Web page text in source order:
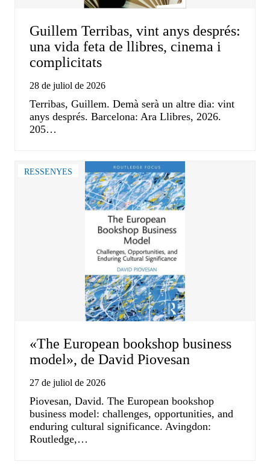
Guillem Terribas, vint anys després:
una vida feta de llibres, cinema i
complicitats
28 de juliol de 2026
Terribas, Guillem. Demà serà un altre dia: vint
anys després. Barcelona: Ara Llibres, 2026.
205…
RESSENYES
«The European bookshop business
model», de David Piovesan
27 de juliol de 2026
Piovesan, David. The European bookshop
business model: challenges, opportunities, and
enduring cultural significance. Avingdon:
Routledge,…